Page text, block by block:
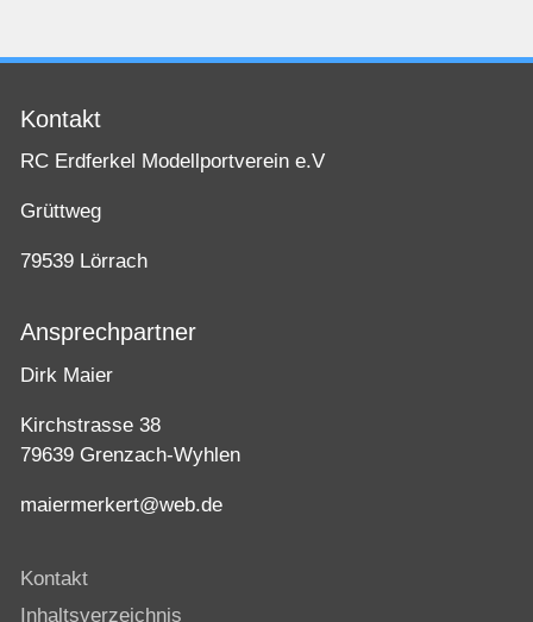
Kontakt
RC Erdferkel Modellportverein e.V
Grüttweg
79539 Lörrach
Ansprechpartner
Dirk Maier
Kirchstrasse 38
79639 Grenzach-Wyhlen
maiermerkert@web.de
Kontakt
Inhaltsverzeichnis